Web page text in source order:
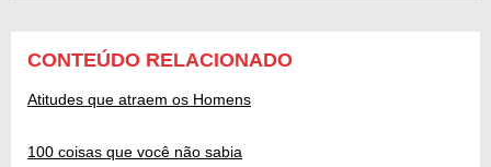
CONTEÚDO RELACIONADO
Atitudes que atraem os Homens
100 coisas que você não sabia